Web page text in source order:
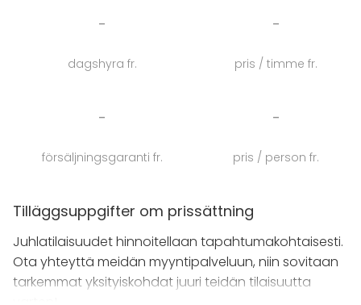
päivästä täysin siemauksin. Häiden lisäksi Heinävintin
juhlatila soveltuu loistavasti pikkujoulujen, työpaikan
Autamme mieluusti juhlien suunnittelussa ja
pidämme huolen, että juhlat sujuvat suunnitelmien
tapahtumakohtaisesti, joten ota yhteyttä
myyntipalveluumme ja järjestetään juuri teidän
näköiset juhlat!
Varjola on sitoutunut tarjoamaan asiakkailleen
-
dagshyra fr.
-
pris / timme fr.
-
försäljningsgaranti fr.
-
pris / person fr.
Tilläggsuppgifter om prissättning
Juhlatilaisuudet hinnoitellaan tapahtumakohtaisesti.
Ota yhteyttä meidän myyntipalveluun, niin sovitaan
tarkemmat yksityiskohdat juuri teidän tilaisuutta